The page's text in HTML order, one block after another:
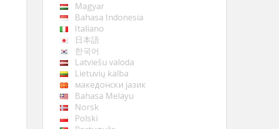
Magyar
Bahasa Indonesia
Italiano
日本語
한국어
Latviešu valoda
Lietuvių kalba
македонски јазик
Bahasa Melayu
Norsk
Polski